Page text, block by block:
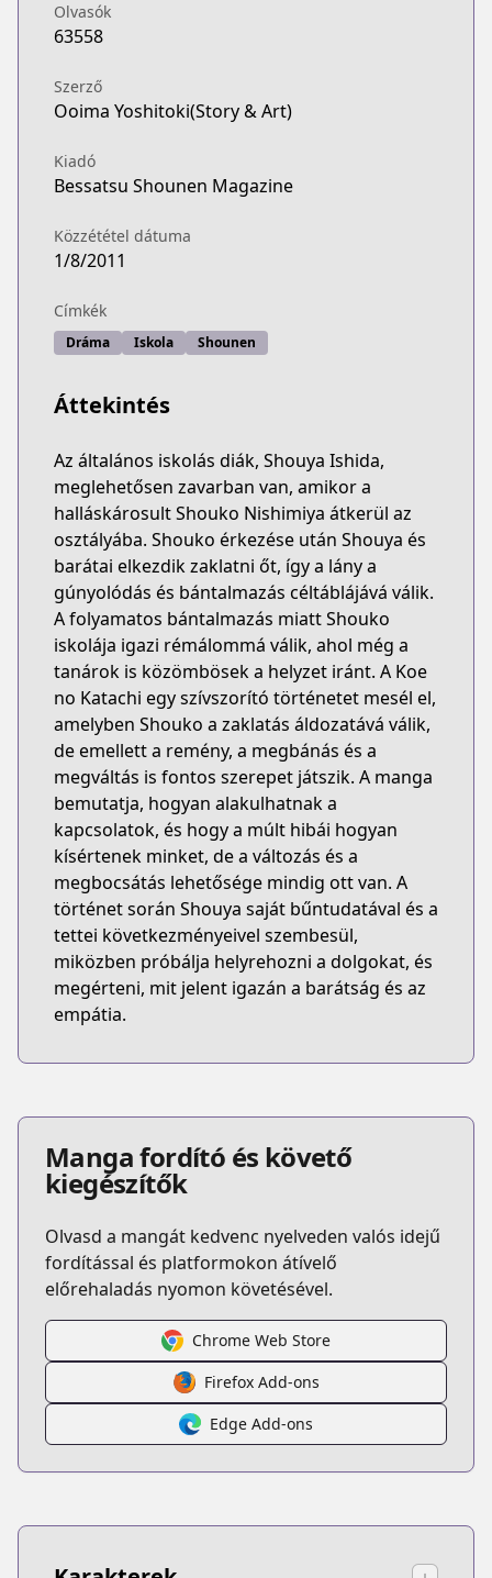
Olvasók
63558
Szerző
Ooima Yoshitoki(Story & Art)
Kiadó
Bessatsu Shounen Magazine
Közzététel dátuma
1/8/2011
Címkék
Dráma Iskola Shounen
Áttekintés
Az általános iskolás diák, Shouya Ishida,
meglehetősen zavarban van, amikor a
halláskárosult Shouko Nishimiya átkerül az
osztályába. Shouko érkezése után Shouya és
barátai elkezdik zaklatni őt, így a lány a
gúnyolódás és bántalmazás céltáblájává válik.
A folyamatos bántalmazás miatt Shouko
iskolája igazi rémálommá válik, ahol még a
tanárok is közömbösek a helyzet iránt. A Koe
no Katachi egy szívszorító történetet mesél el,
amelyben Shouko a zaklatás áldozatává válik,
de emellett a remény, a megbánás és a
megváltás is fontos szerepet játszik. A manga
bemutatja, hogyan alakulhatnak a
kapcsolatok, és hogy a múlt hibái hogyan
kísértenek minket, de a változás és a
megbocsátás lehetősége mindig ott van. A
történet során Shouya saját bűntudatával és a
tettei következményeivel szembesül,
miközben próbálja helyrehozni a dolgokat, és
megérteni, mit jelent igazán a barátság és az
empátia.
Manga fordító és követő
kiegészítők
Olvasd a mangát kedvenc nyelveden valós idejű
fordítással és platformokon átívelő
előrehaladás nyomon követésével.
Chrome Web Store
Firefox Add-ons
Edge Add-ons